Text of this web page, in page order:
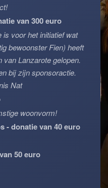
van 300 euro
voor het initiatief wat
bewoonster Fien) heeft
van Lanzarote gelopen.
bij zijn sponsoractie.
Nat
woonvorm!
- donatie van 40 euro
50 euro